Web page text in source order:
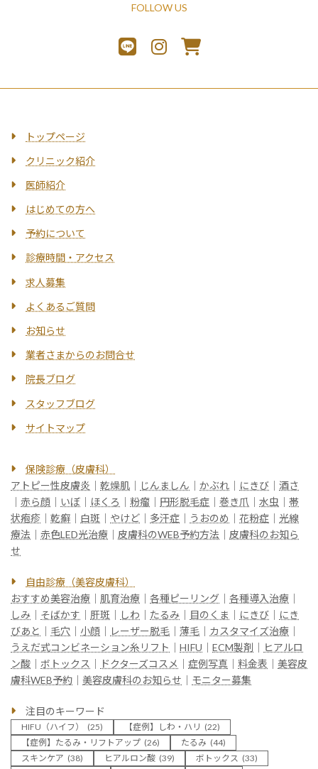
FOLLOW US
トップページ
クリニック紹介
医師紹介
はじめての方へ
予約について
診療時間・アクセス
求人募集
よくあるご質問
お知らせ
業者さまからのお問合せ
院長ブログ
スタッフブログ
サイトマップ
保険診療（皮膚科）
アトピー性皮膚炎
乾燥肌 じんましん かぶれ にきび
酒さ
赤ら顔 いぼ ほくろ 粉瘤 円形脱毛症 巻き爪 水虫
帯
状疱疹
乾癬 白斑 やけど 多汗症 うおのめ 花粉症
光線
療法
赤色LED光治療 皮膚科のWEB予約方法
皮膚科のお知ら
せ
自由診療（美容皮膚科）
おすすめ美容治療
肌育治療 各種ピーリング 各種導入治療
しみ
そばかす 肝斑 しわ たるみ 目のくま にきび
にき
びあと
毛穴 小顔 レーザー脱毛 薄毛 カスタマイズ治療
うえだ式コンビネーション糸リフト
HIFU ECM製剤
ヒアルロ
ン酸
ボトックス ドクターズコスメ 症例写真 料金表
美容皮
膚科WEB予約
美容皮膚科のお知らせ モニター募集
注目のキーワード
HIFU（ハイフ） (25) 【症例】しわ・ハリ (22)
【症例】たるみ・リフトアップ (26) たるみ (44)
スキンケア (38) ヒアルロン酸 (39) ボトックス (33)